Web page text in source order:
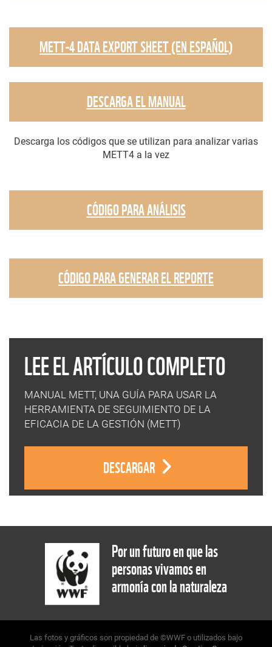
METT-4 DATA EXPORT SHEET (EN ESPAÑOL)
DESCARGA EL MANUAL
Descarga los códigos que se utilizan para analizar varias
METT4 a la vez
CÓDIGO PARA ANÁLISIS
CÓDIGO PARA GENERAR EL REPORTE
LEE EL ARTÍCULO COMPLETO
MANUAL METT, UNA GUÍA PARA USAR LA
HERRAMIENTA DE SEGUIMIENTO DE LA
EFICACIA DE LA GESTIÓN (METT)
DESCARGAR
Por un futuro en que las
personas vivamos en
armonía con la naturaleza
Las fotos y gráficos son propiedad de ©WWF o utilizados bajo